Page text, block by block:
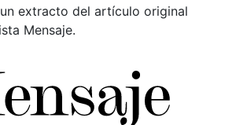
extracto del artículo original
Mensaje.